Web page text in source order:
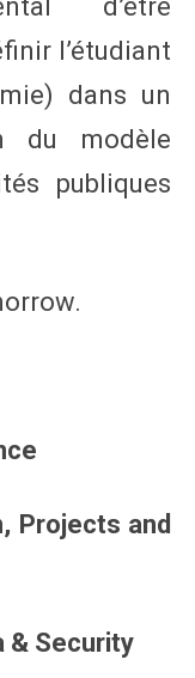
d’être
l’étudiant
dans un
du modèle
publiques
Projects and
& Security